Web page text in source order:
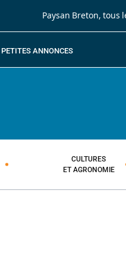
Paysan Breton, tous
PETITES ANNONCES
CULTURES
ET AGRONOMIE